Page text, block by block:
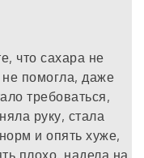
что сахара не
помогла, даже
требоваться,
руку, стала
и опять хуже,